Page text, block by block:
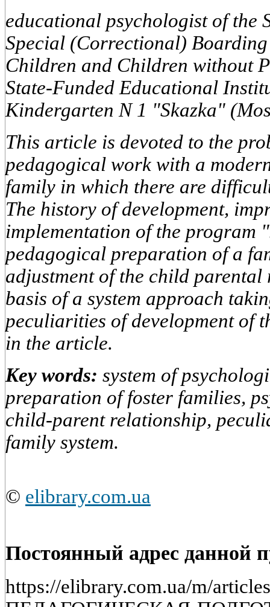
educational psychologist of the
Special (Correctional)
Children and Children without
State-Funded Educational
Kindergarten N 1 "Skazka"
This article is devoted to the
pedagogical work with a
family in which there are
The history of development,
implementation of the program
pedagogical preparation of a
adjustment of the child
basis of a system approach
peculiarities of development of
in the article.
Key words: system of
preparation of foster families,
child-parent relationship,
family system.
© elibrary.com.ua
Постоянный адрес данной
https://elibrary.com.ua/m/